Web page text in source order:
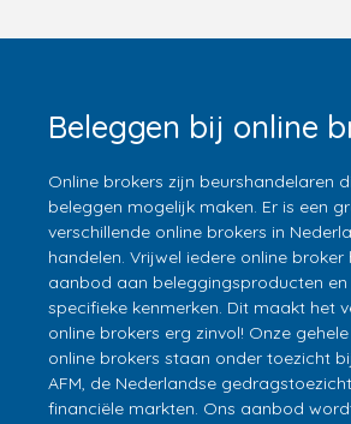
Beleggen bij online
Online brokers zijn beurshandelaren
beleggen mogelijk maken. Er is een
verschillende online brokers in
handelen. Vrijwel iedere online broker
aanbod aan beleggingsproducten en
specifieke kenmerken. Dit maakt het
online brokers erg zinvol! Onze
online brokers staan onder toezicht
AFM, de Nederlandse
financiële markten. Ons aanbod